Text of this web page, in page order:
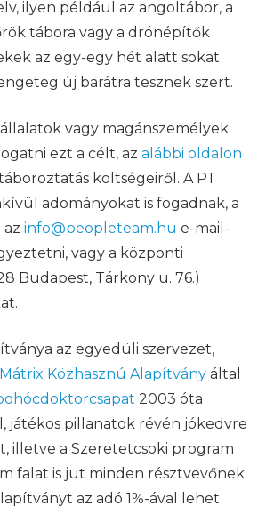
ilyen például az angoltábor, a
tábora vagy a drónépítők
az egy-egy hét alatt sokat
új barátra tesznek szert.
vagy magánszemélyek
ezt a célt, az alábbi oldalon
költségeiről. A PT
adományokat is fogadnak, a
info@peopleteam.hu e-mail-
vagy a központi
Budapest, Tárkony u. 76.)
az egyedüli szervezet,
Mátrix Közhasznú Alapítvány által
2003 óta
játékos pillanatok révén jókedvre
illetve a Szeretetcsoki program
falat is jut minden résztvevőnek.
az adó 1%-ával lehet